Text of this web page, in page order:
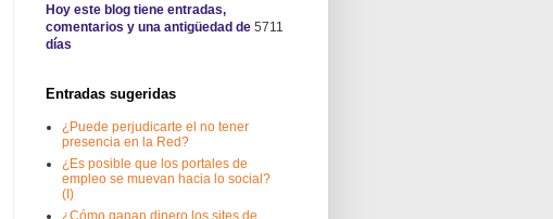
Hoy este blog tiene entradas,
comentarios y una antigüedad de 5711
días
Entradas sugeridas
¿Puede perjudicarte el no tener
presencia en la Red?
¿Es posible que los portales de
empleo se muevan hacia lo social?
(I)
¿Cómo ganan dinero los sites de